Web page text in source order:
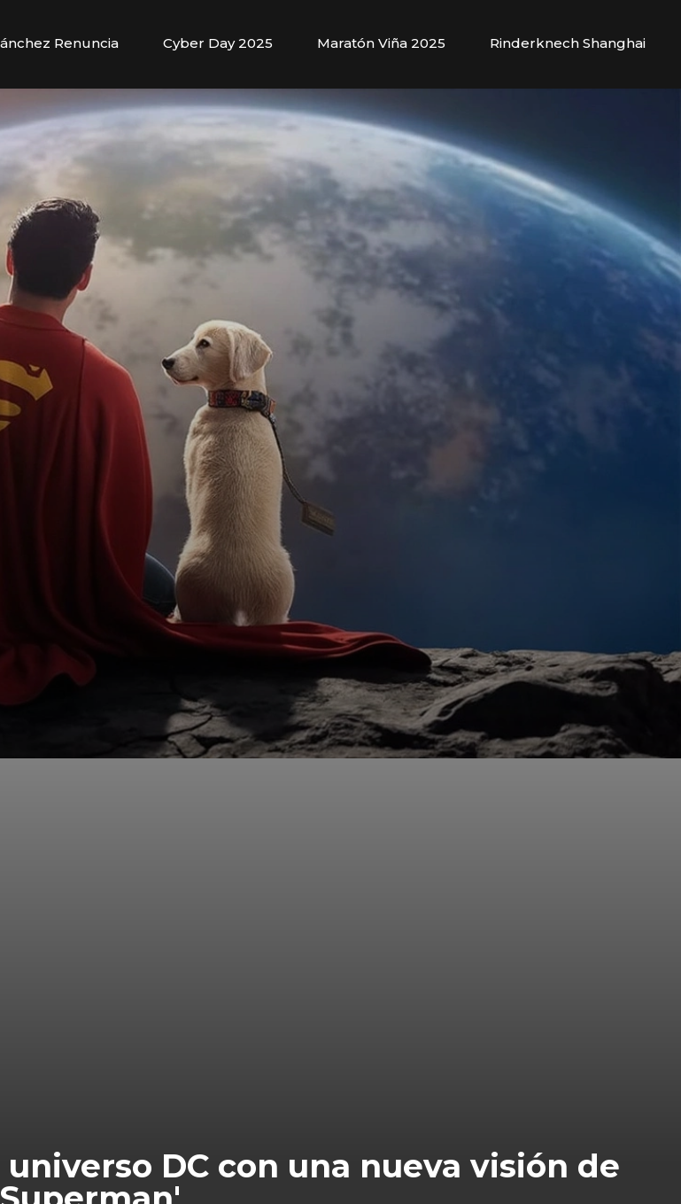
Renuncia Cyber Day 2025 Maratón Viña 2025 Rinderknech Shanghai
DC con una nueva visión de